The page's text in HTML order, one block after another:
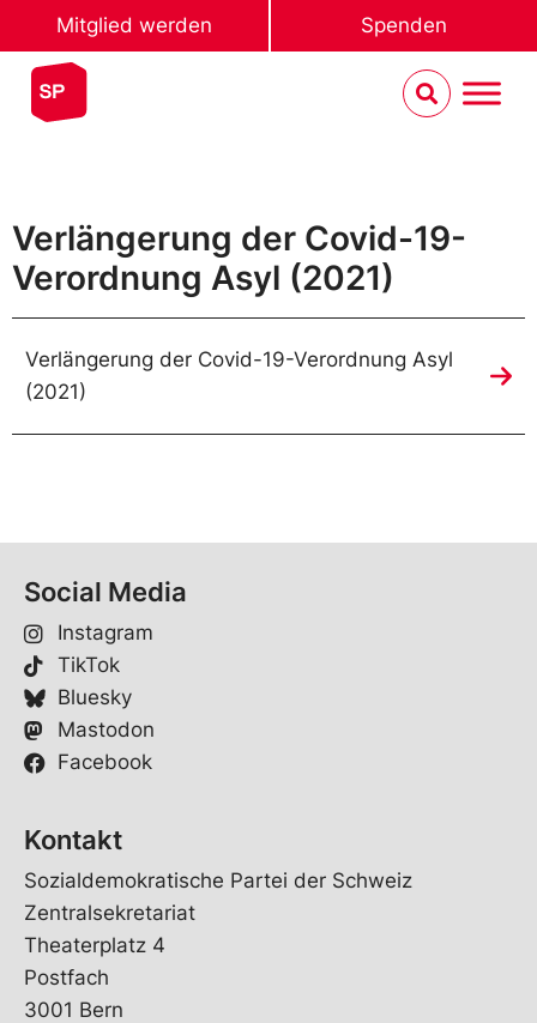
Mitglied werden Spenden
Verlängerung der Covid-19-
Verordnung Asyl (2021)
Verlängerung der Covid-19-Verordnung Asyl
(2021)
Social Media
Instagram
TikTok
Bluesky
Mastodon
Facebook
Kontakt
Sozialdemokratische Partei der Schweiz
Zentralsekretariat
Theaterplatz 4
Postfach
3001 Bern